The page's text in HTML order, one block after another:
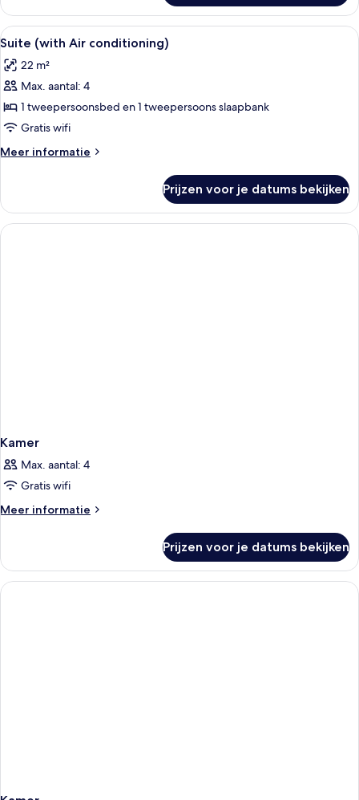
kamer
(with
Air
conditioning)
Alle
foto's
voor
Suite
(with
Air
conditioning)
laden
Een hotelkamer met een bed, een
5
Suite (with Air conditioning)
22 m²
Max. aantal: 4
1 tweepersoonsbed en 1 tweepersoons slaapbank
Gratis wifi
Meer informatie
Meer
(with
Air
conditioning)
Prijzen voor je datums bekijken
Kamer
Max. aantal: 4
Gratis wifi
Meer informatie
Meer
Prijzen voor je datums bekijken